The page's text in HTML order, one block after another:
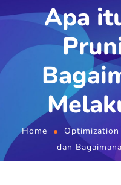
Apa
Home Optimization
dan